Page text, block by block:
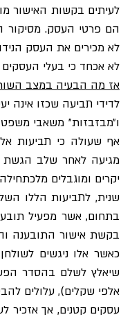
לא מכירים את העסק
לא אכחד כי בעלי
אז מה הבעיה במצב
יקרים ומוגבלים